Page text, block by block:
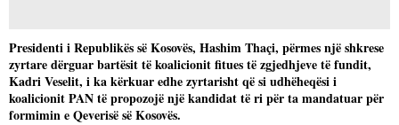
Presidenti i Republikës së Kosovës, Hashim Thaçi, përmes një shkrese
zyrtare dërguar bartësit të koalicionit fitues të zgjedhjeve të fundit,
Kadri Veselit, i ka kërkuar edhe zyrtarisht që si udhëheqësi i
koalicionit PAN të propozojë një kandidat të ri për ta mandatuar për
formimin e Qeverisë së Kosovës.